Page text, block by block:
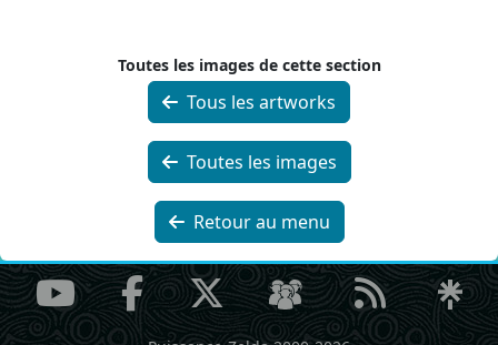
Toutes les images de cette section
Tous les artworks
Toutes les images
Retour au menu